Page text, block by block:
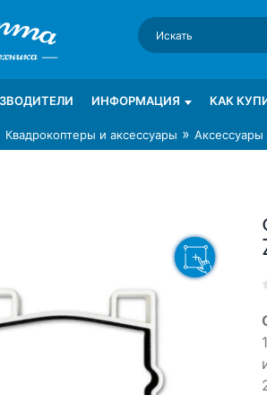
фототехники Foto-Gamma в СПб
foto-gamma.ru
ИНФОРМАЦИЯ КАК
Квадрокоптеры и аксессуары » Аксессуары